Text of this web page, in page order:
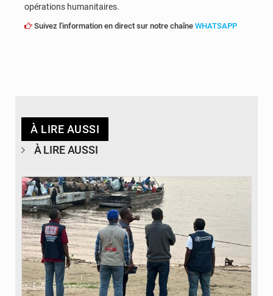
opérations humanitaires.
Suivez l'information en direct sur notre chaîne WHATSAPP
À LIRE AUSSI
À LIRE AUSSI